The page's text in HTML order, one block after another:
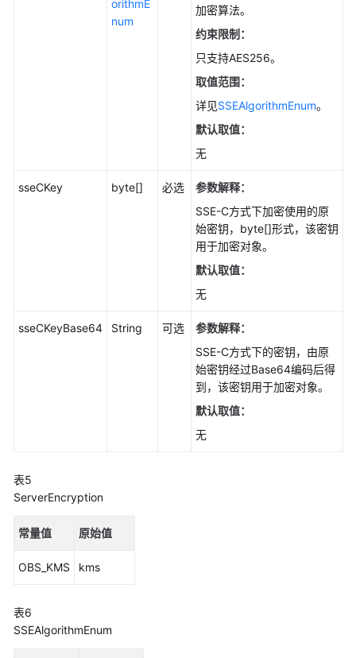
资
orithmE
num
加密算法。
约束限制：
只支持AES256。
取值范围：
详见SSEAlgorithmEnum。
默认取值：
无
sseCKey byte[] 必选
参数解释：
SSE-C方式下加密使用的原
始密钥，byte[]形式，该密钥
用于加密对象。
默认取值：
无
sseCKeyBase64 String 可选
参数解释：
SSE-C方式下的密钥，由原
始密钥经过Base64编码后得
到，该密钥用于加密对象。
默认取值：
无
表5
ServerEncryption
常量值 原始值
OBS_KMS kms
表6
SSEAlgorithmEnum